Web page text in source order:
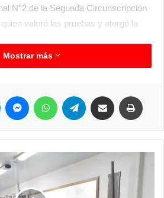
N°2 de la Segunda Circunscripción
valoró las pruebas y otorgó la
Mostrar más
LinkedIn MessengerWhatsApp Telegram Compartir por correo electrónico